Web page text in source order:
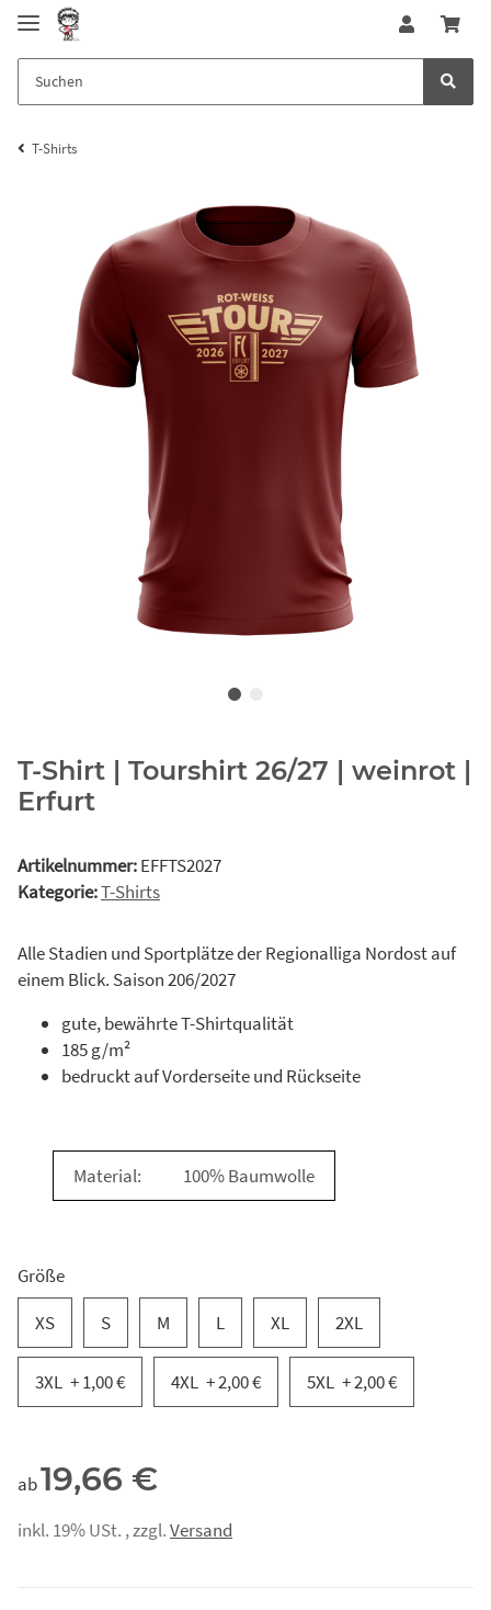
T-Shirts
T-Shirt | Tourshirt 26/27 | weinrot |
Erfurt
Artikelnummer:EFFTS2027
Kategorie:T-Shirts
Alle Stadien und Sportplätze der Regionalliga Nordost auf
einem Blick. Saison 206/2027
gute, bewährte T-Shirtqualität
185 g/m²
bedruckt auf Vorderseite und Rückseite
Material: 100% Baumwolle
Größe
XS
S M L XL 2XL
3XL + 1,00 € 4XL + 2,00 € 5XL + 2,00 €
ab19,66 €
inkl. 19% USt. , zzgl.Versand